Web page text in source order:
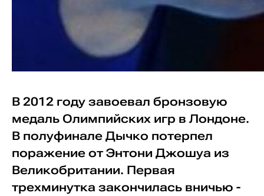
В 2012 году завоевал бронзовую
медаль Олимпийских игр в Лондоне.
В полуфинале Дычко потерпел
поражение от Энтони Джошуа из
Великобритании. Первая
трехминутка закончилась вничью -